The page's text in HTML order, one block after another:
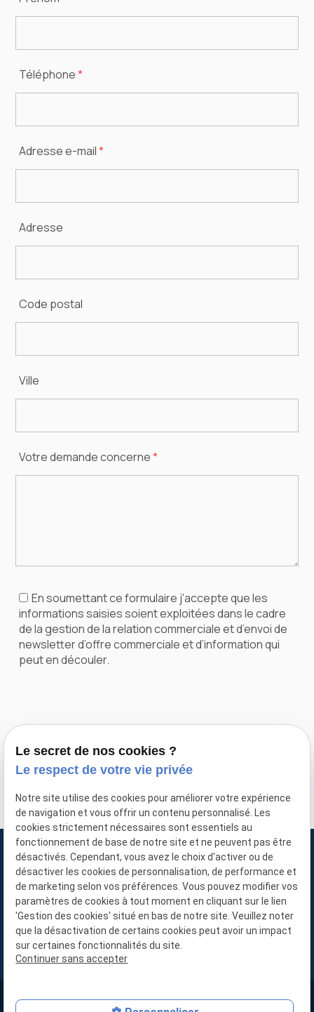
Téléphone*
Adresse e-mail*
Adresse
Code postal
Ville
Votre demande concerne*
En soumettant ce formulaire j'accepte que les
informations saisies soient exploitées dans le cadre
de la gestion de la relation commerciale et d’envoi de
newsletter d’offre commerciale et d’information qui
peut en découler.
*Champs requis
Besoin d'infos ?
01 86 26 03 40
/Plan du site
Le secret de nos cookies ?
Le respect de votre vie privée
Notre site utilise des cookies pour améliorer votre expérience
de navigation et vous offrir un contenu personnalisé. Les
cookies strictement nécessaires sont essentiels au
fonctionnement de base de notre site et ne peuvent pas être
désactivés. Cependant, vous avez le choix d'activer ou de
désactiver les cookies de personnalisation, de performance et
de marketing selon vos préférences. Vous pouvez modifier vos
paramètres de cookies à tout moment en cliquant sur le lien
'Gestion des cookies' situé en bas de notre site. Veuillez noter
que la désactivation de certains cookies peut avoir un impact
sur certaines fonctionnalités du site.
Continuer sans accepter